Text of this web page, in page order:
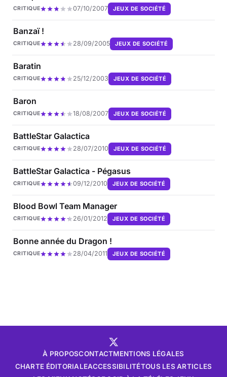
CRITIQUE 07/10/2007 JEUX DE SOCIÉTÉ
Banzaï !
CRITIQUE 28/09/2005 JEUX DE SOCIÉTÉ
Baratin
CRITIQUE 25/12/2003 JEUX DE SOCIÉTÉ
Baron
CRITIQUE 18/08/2007 JEUX DE SOCIÉTÉ
BattleStar Galactica
CRITIQUE 28/07/2010 JEUX DE SOCIÉTÉ
BattleStar Galactica - Pégasus
CRITIQUE 09/12/2010 JEUX DE SOCIÉTÉ
Blood Bowl Team Manager
CRITIQUE 26/01/2012 JEUX DE SOCIÉTÉ
Bonne année du Dragon !
CRITIQUE 28/04/2011 JEUX DE SOCIÉTÉ
À PROPOSCONTACTMENTIONS LÉGALES
CHARTE ÉDITORIALEACCESSIBILITÉTOUS LES ARTICLES